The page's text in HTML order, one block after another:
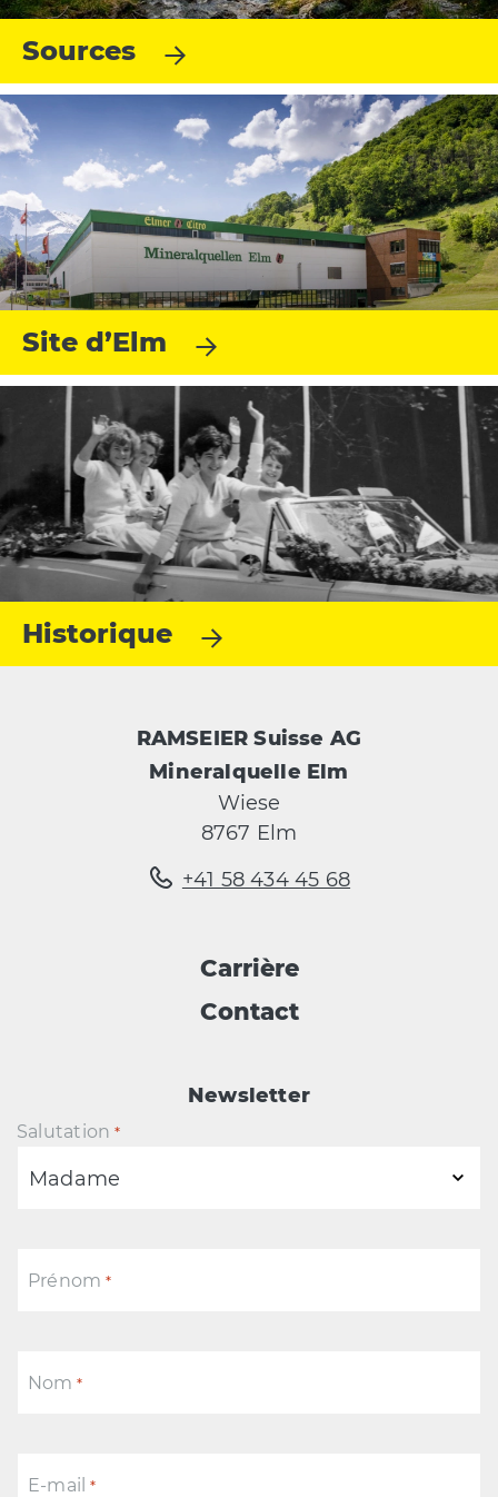
Sources
Site d’Elm
Historique
RAMSEIER Suisse AG
Mineralquelle Elm
Wiese
8767 Elm
+41 58 434 45 68
Carrière
Contact
Newsletter
Salutation *
Prénom *
Nom *
E-mail *